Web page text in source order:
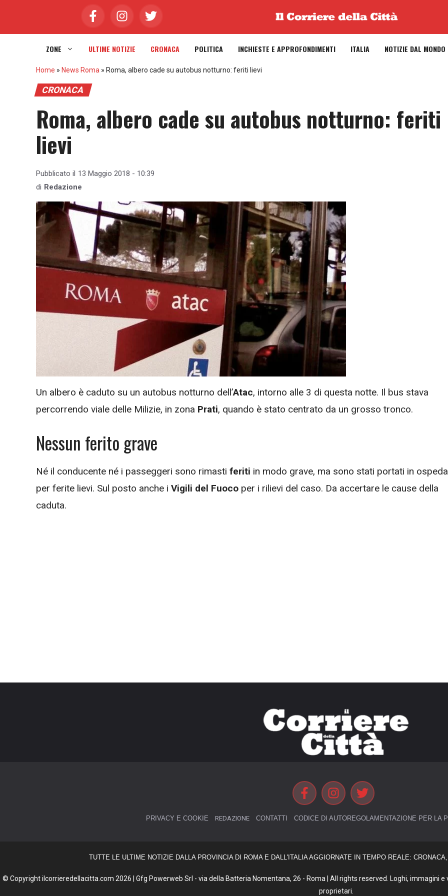
ZONE ULTIME NOTIZIE CRONACA POLITICA INCHIESTE E APPROFONDIMENTI ITALIA NOTIZIE DAL MONDO
Home » News Roma » Roma, albero cade su autobus notturno: feriti lievi
CRONACA
Roma, albero cade su autobus notturno: feriti
lievi
Pubblicato il 13 Maggio 2018 - 10:39
di Redazione
Un albero è caduto su un autobus notturno dell’Atac, intorno alle 3 di questa notte. Il bus stava
percorrendo viale delle Milizie, in zona Prati, quando è stato centrato da un grosso tronco.
Nessun ferito grave
Né il conducente né i passeggeri sono rimasti feriti in modo grave, ma sono stati portati in
per ferite lievi. Sul posto anche i Vigili del Fuoco per i rilievi del caso. Da accertare le cause della
caduta.
PRIVACY E COOKIE REDAZIONE CONTATTI CODICE DI AUTOREGOLAMENTAZIONE PER LA
TUTTE LE ULTIME NOTIZIE DALLA PROVINCIA DI ROMA E DALL'ITALIA AGGIORNATE IN TEMPO REALE:
© Copyright ilcorrieredellacitta.com 2026 | Gfg Powerweb Srl - via della Batteria Nomentana, 26 - Roma | All rights reserved. Loghi, immagini
proprietari.